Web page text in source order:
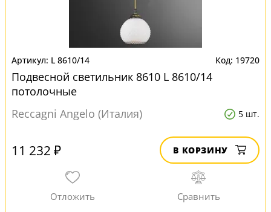
L 8610/14 19720
Подвесной светильник 8610 L 8610/14
потолочные
Reccagni Angelo (Италия)
5 шт.
11 232 ₽ В КОРЗИНУ